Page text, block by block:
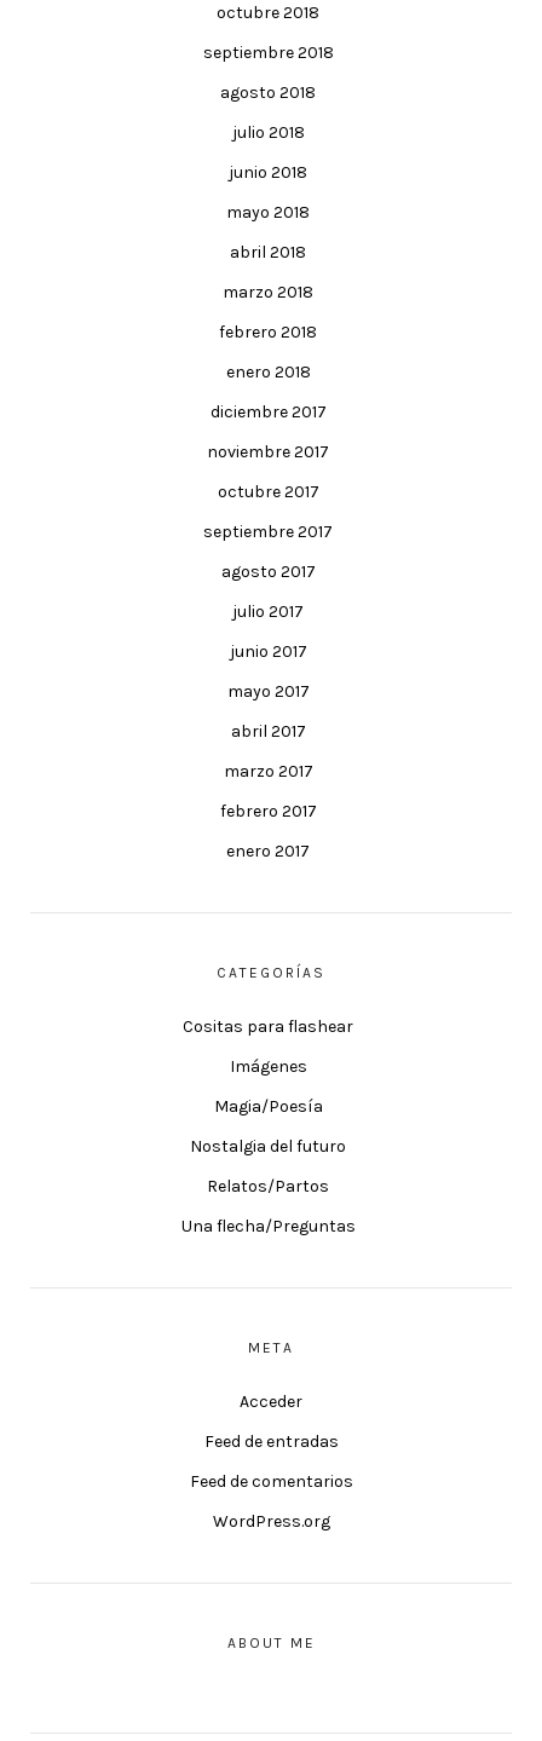
octubre 2018
septiembre 2018
agosto 2018
julio 2018
junio 2018
mayo 2018
abril 2018
marzo 2018
febrero 2018
enero 2018
diciembre 2017
noviembre 2017
octubre 2017
septiembre 2017
agosto 2017
julio 2017
junio 2017
mayo 2017
abril 2017
marzo 2017
febrero 2017
enero 2017
CATEGORÍAS
Cositas para flashear
Imágenes
Magia/Poesía
Nostalgia del futuro
Relatos/Partos
Una flecha/Preguntas
META
Acceder
Feed de entradas
Feed de comentarios
WordPress.org
ABOUT ME